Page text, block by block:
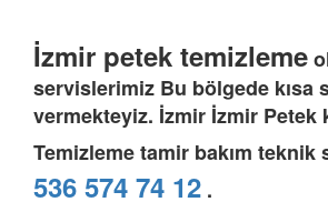
İzmir petek temizleme
servislerimiz Bu bölgede kısa
vermekteyiz. İzmir İzmir Petek
Temizleme tamir bakım teknik
536 574 74 12 .